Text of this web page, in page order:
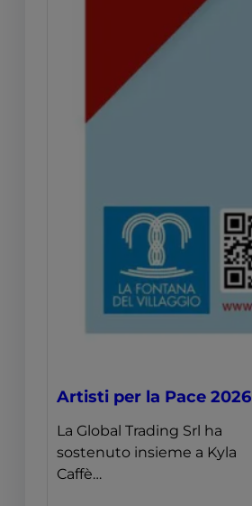
Artisti per la Pace 2026
La Global Trading Srl ha
sostenuto insieme a Kyla
Caffè…